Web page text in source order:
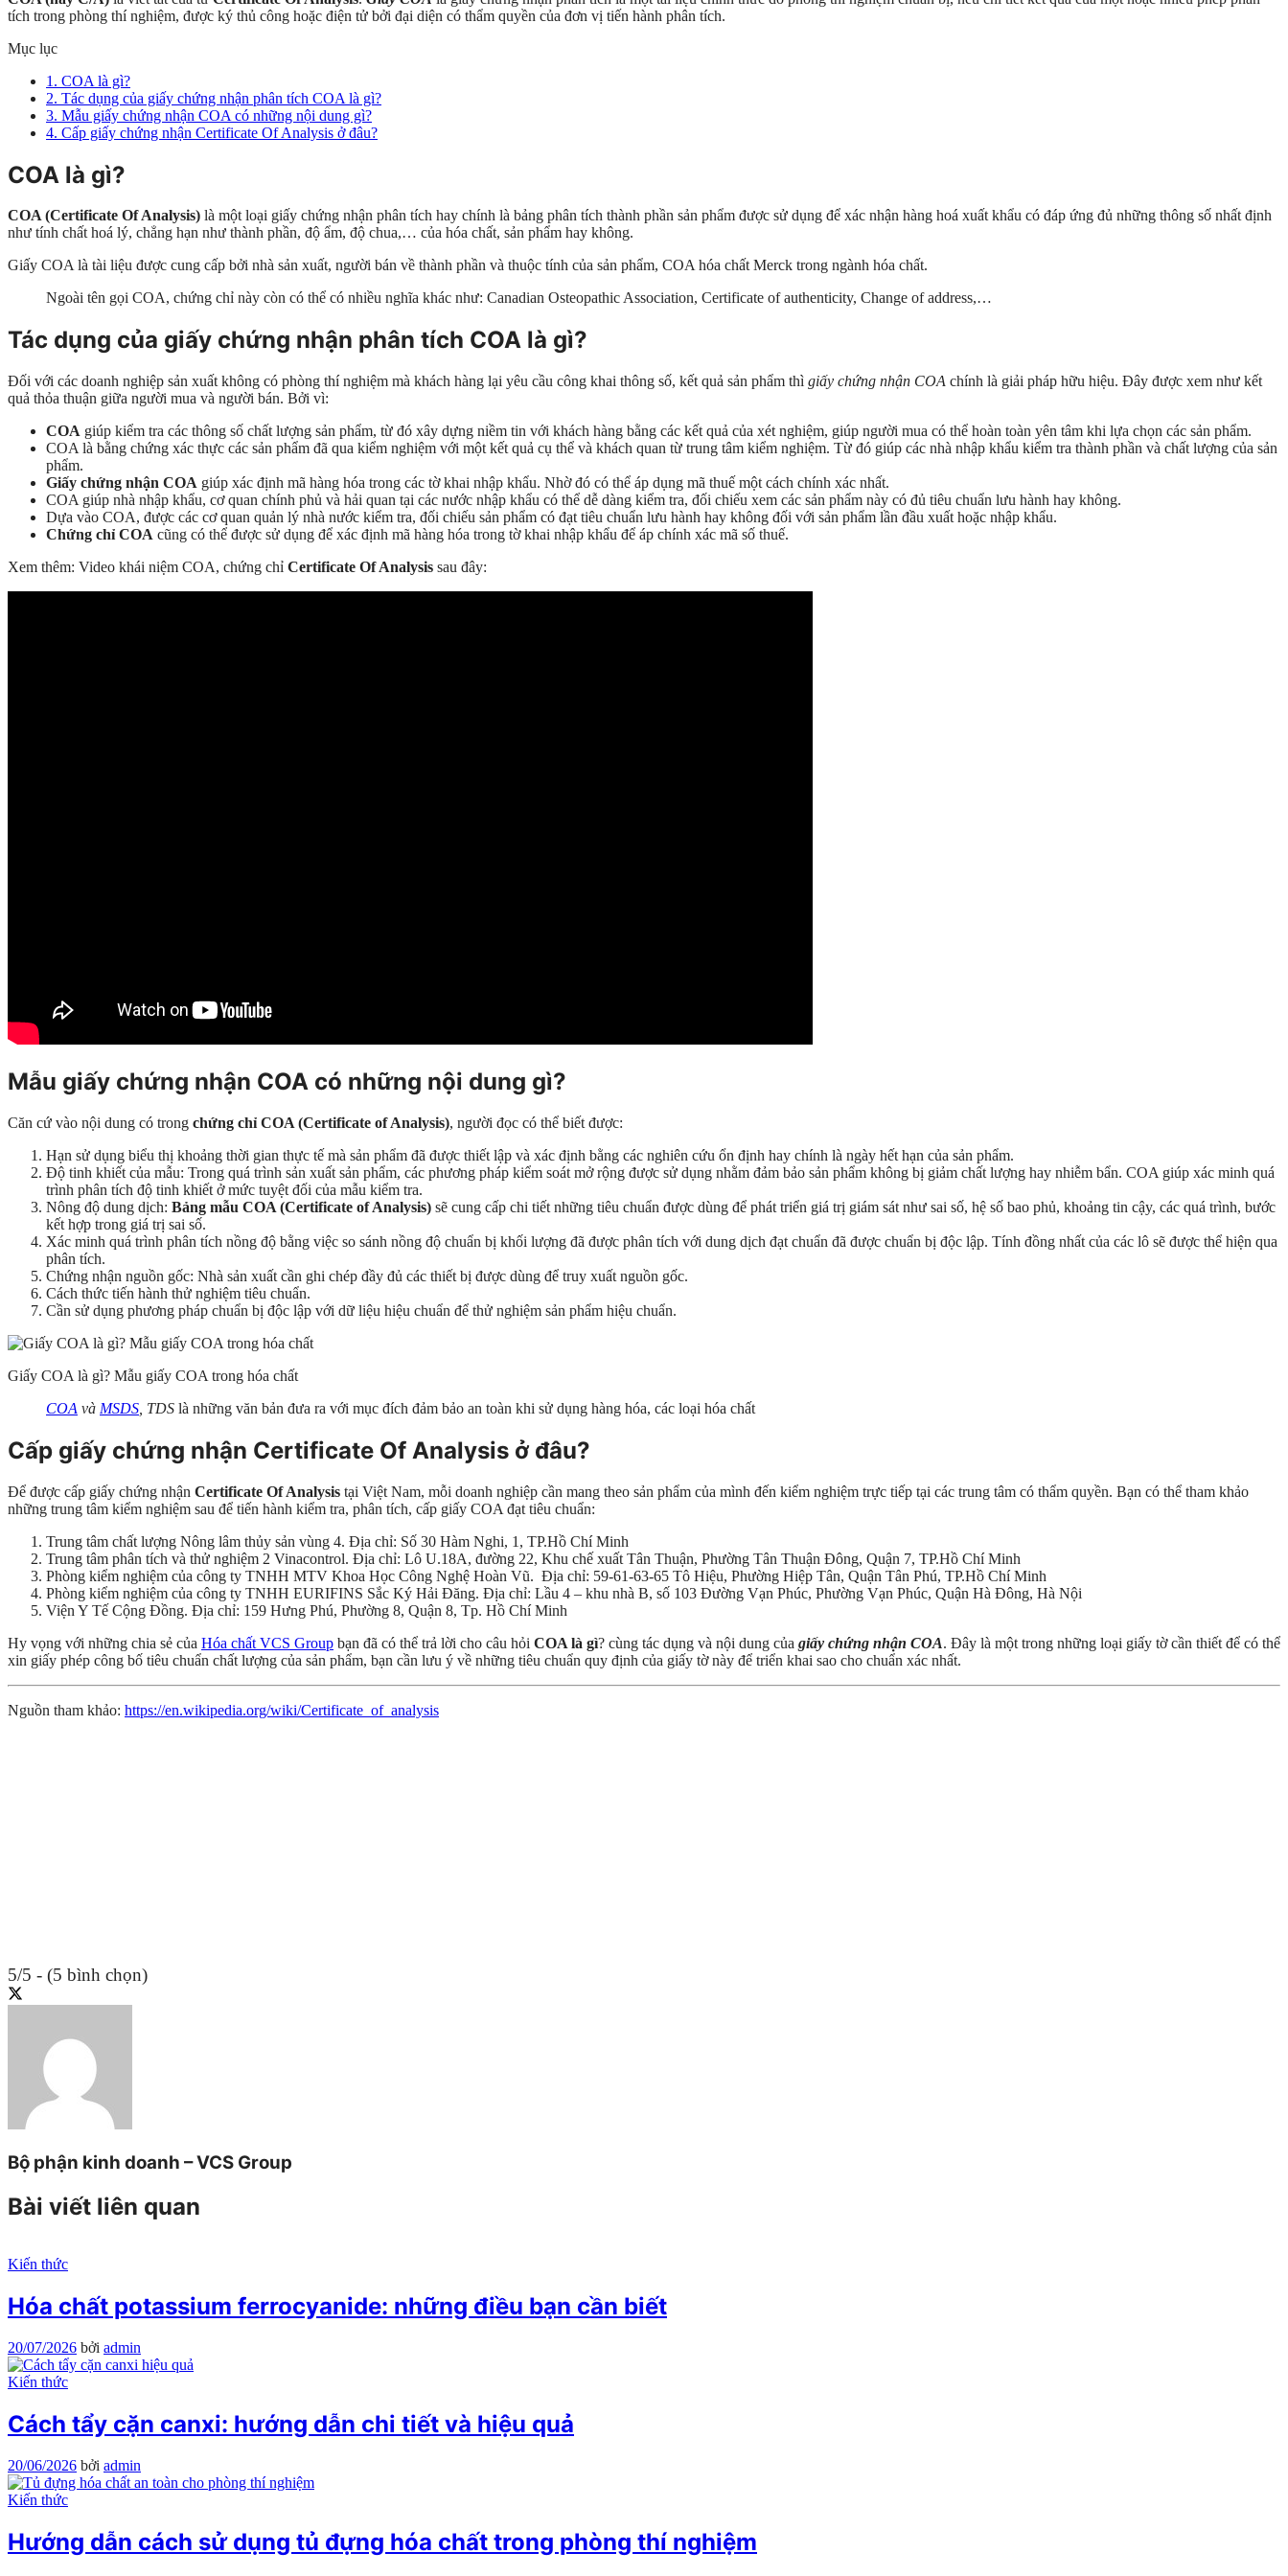
tích trong phòng thí nghiệm, được ký thủ công hoặc điện tử bởi đại diện có thẩm quyền của đơn vị tiến hành phân tích.
Mục lục
1. COA là gì?
2. Tác dụng của giấy chứng nhận phân tích COA là gì?
3. Mẫu giấy chứng nhận COA có những nội dung gì?
4. Cấp giấy chứng nhận Certificate Of Analysis ở đâu?
COA là gì?
COA (Certificate Of Analysis) là một loại giấy chứng nhận phân tích hay chính là bảng phân tích thành phần sản phẩm được sử dụng để xác nhận hàng hoá xuất khẩu có đáp ứng đủ những thông số nhất định
như tính chất hoá lý, chẳng hạn như thành phần, độ ẩm, độ chua,… của hóa chất, sản phẩm hay không.
Giấy COA là tài liệu được cung cấp bởi nhà sản xuất, người bán về thành phần và thuộc tính của sản phẩm, COA hóa chất Merck trong ngành hóa chất.
Ngoài tên gọi COA, chứng chỉ này còn có thể có nhiều nghĩa khác như: Canadian Osteopathic Association, Certificate of authenticity, Change of address,…
Tác dụng của giấy chứng nhận phân tích COA là gì?
Đối với các doanh nghiệp sản xuất không có phòng thí nghiệm mà khách hàng lại yêu cầu công khai thông số, kết quả sản phẩm thì giấy chứng nhận COA chính là giải pháp hữu hiệu. Đây được xem như kết
quả thỏa thuận giữa người mua và người bán. Bởi vì:
COA giúp kiểm tra các thông số chất lượng sản phẩm, từ đó xây dựng niềm tin với khách hàng bằng các kết quả của xét nghiệm, giúp người mua có thể hoàn toàn yên tâm khi lựa chọn các sản phẩm.
COA là bằng chứng xác thực các sản phẩm đã qua kiểm nghiệm với một kết quả cụ thể và khách quan từ trung tâm kiểm nghiệm. Từ đó giúp các nhà nhập khẩu kiểm tra thành phần và chất lượng của sản
phẩm.
Giấy chứng nhận COA giúp xác định mã hàng hóa trong các tờ khai nhập khẩu. Nhờ đó có thể áp dụng mã thuế một cách chính xác nhất.
COA giúp nhà nhập khẩu, cơ quan chính phủ và hải quan tại các nước nhập khẩu có thể dễ dàng kiểm tra, đối chiếu xem các sản phẩm này có đủ tiêu chuẩn lưu hành hay không.
Dựa vào COA, được các cơ quan quản lý nhà nước kiểm tra, đối chiếu sản phẩm có đạt tiêu chuẩn lưu hành hay không đối với sản phẩm lần đầu xuất hoặc nhập khẩu.
Chứng chỉ COA cũng có thể được sử dụng để xác định mã hàng hóa trong tờ khai nhập khẩu để áp chính xác mã số thuế.
Xem thêm: Video khái niệm COA, chứng chỉ Certificate Of Analysis sau đây:
Mẫu giấy chứng nhận COA có những nội dung gì?
Căn cứ vào nội dung có trong chứng chỉ COA (Certificate of Analysis), người đọc có thể biết được:
Hạn sử dụng biểu thị khoảng thời gian thực tế mà sản phẩm đã được thiết lập và xác định bằng các nghiên cứu ổn định hay chính là ngày hết hạn của sản phẩm.
Độ tinh khiết của mẫu: Trong quá trình sản xuất sản phẩm, các phương pháp kiểm soát mở rộng được sử dụng nhằm đảm bảo sản phẩm không bị giảm chất lượng hay nhiễm bẩn. COA giúp xác minh quá
trình phân tích độ tinh khiết ở mức tuyệt đối của mẫu kiểm tra.
Nông độ dung dịch: Bảng mẫu COA (Certificate of Analysis) sẽ cung cấp chi tiết những tiêu chuẩn được dùng để phát triển giá trị giám sát như sai số, hệ số bao phủ, khoảng tin cậy, các quá trình, bước
kết hợp trong giá trị sai số.
Xác minh quá trình phân tích nồng độ bằng việc so sánh nồng độ chuẩn bị khối lượng đã được phân tích với dung dịch đạt chuẩn đã được chuẩn bị độc lập. Tính đồng nhất của các lô sẽ được thể hiện qua
phân tích.
Chứng nhận nguồn gốc: Nhà sản xuất cần ghi chép đầy đủ các thiết bị được dùng để truy xuất nguồn gốc.
Cách thức tiến hành thử nghiệm tiêu chuẩn.
Cần sử dụng phương pháp chuẩn bị độc lập với dữ liệu hiệu chuẩn để thử nghiệm sản phẩm hiệu chuẩn.
Giấy COA là gì? Mẫu giấy COA trong hóa chất
COA và MSDS , TDS là những văn bản đưa ra với mục đích đảm bảo an toàn khi sử dụng hàng hóa, các loại hóa chất
Cấp giấy chứng nhận Certificate Of Analysis ở đâu?
Để được cấp giấy chứng nhận Certificate Of Analysis tại Việt Nam, mỗi doanh nghiệp cần mang theo sản phẩm của mình đến kiểm nghiệm trực tiếp tại các trung tâm có thẩm quyền. Bạn có thể tham khảo
những trung tâm kiểm nghiệm sau để tiến hành kiểm tra, phân tích, cấp giấy COA đạt tiêu chuẩn:
Trung tâm chất lượng Nông lâm thủy sản vùng 4. Địa chỉ: Số 30 Hàm Nghi, 1, TP.Hồ Chí Minh
Trung tâm phân tích và thử nghiệm 2 Vinacontrol. Địa chỉ: Lô U.18A, đường 22, Khu chế xuất Tân Thuận, Phường Tân Thuận Đông, Quận 7, TP.Hồ Chí Minh
Phòng kiểm nghiệm của công ty TNHH MTV Khoa Học Công Nghệ Hoàn Vũ. Địa chỉ: 59-61-63-65 Tô Hiệu, Phường Hiệp Tân, Quận Tân Phú, TP.Hồ Chí Minh
Phòng kiểm nghiệm của công ty TNHH EURIFINS Sắc Ký Hải Đăng. Địa chỉ: Lầu 4 – khu nhà B, số 103 Đường Vạn Phúc, Phường Vạn Phúc, Quận Hà Đông, Hà Nội
Viện Y Tế Cộng Đồng. Địa chỉ: 159 Hưng Phú, Phường 8, Quận 8, Tp. Hồ Chí Minh
Hy vọng với những chia sẻ của Hóa chất VCS Group bạn đã có thể trả lời cho câu hỏi COA là gì? cùng tác dụng và nội dung của giấy chứng nhận COA. Đây là một trong những loại giấy tờ cần thiết để có thể
xin giấy phép công bố tiêu chuẩn chất lượng của sản phẩm, bạn cần lưu ý về những tiêu chuẩn quy định của giấy tờ này để triển khai sao cho chuẩn xác nhất.
Nguồn tham khảo: https://en.wikipedia.org/wiki/Certificate_of_analysis
5/5 - (5 bình chọn)
Bộ phận kinh doanh – VCS Group
Bài viết liên quan
Kiến thức
Hóa chất potassium ferrocyanide: những điều bạn cần biết
20/07/2026 bởi admin
Kiến thức
Cách tẩy cặn canxi: hướng dẫn chi tiết và hiệu quả
20/06/2026 bởi admin
Kiến thức
Hướng dẫn cách sử dụng tủ đựng hóa chất trong phòng thí nghiệm